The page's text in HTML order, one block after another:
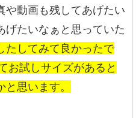
や動画も残してあげたい
げたいなぁと思っていた
たしてみて良かったで
お試しサイズがあると
思います。